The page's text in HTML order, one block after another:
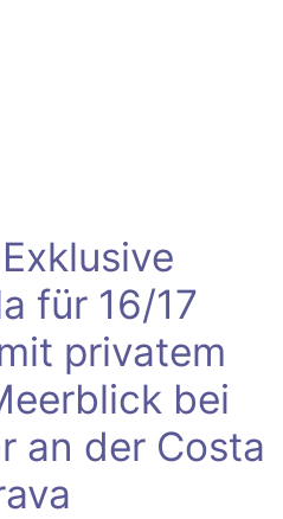
für 16/17
privatem
bei
an der Costa